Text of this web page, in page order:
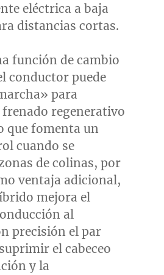
eléctrica a baja
distancias cortas.
función de cambio
conductor puede
para
regenerativo
que fomenta un
cuando se
de colinas, por
ventaja adicional,
mejora el
al
precisión el par
el cabeceo
y la